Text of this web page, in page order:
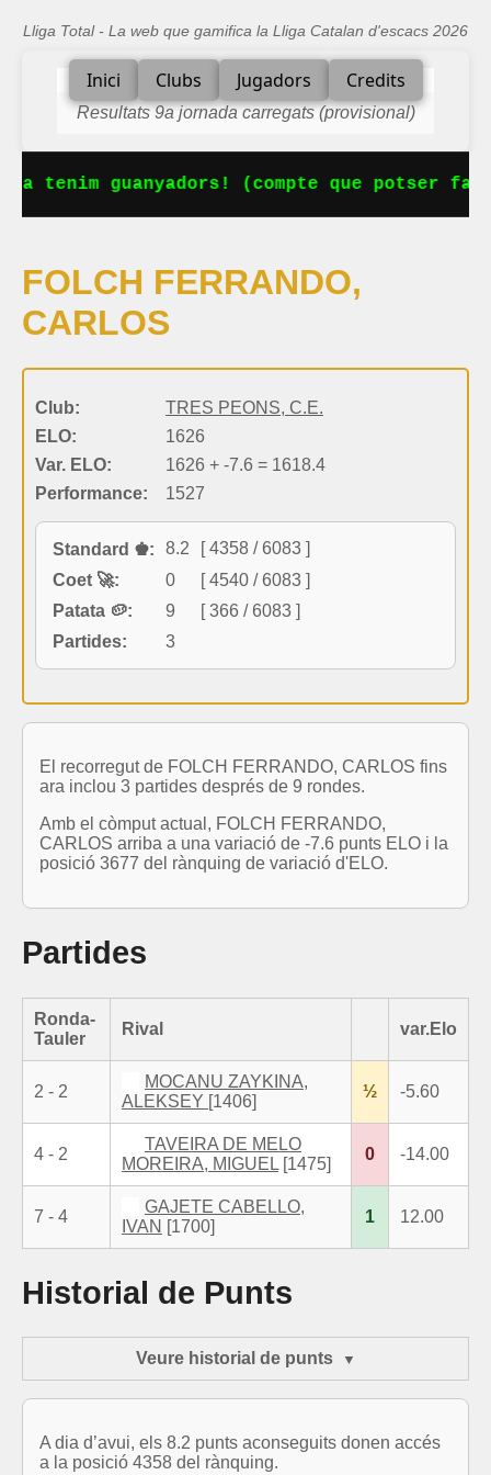
Lliga Total - La web que gamifica la Lliga Catalan d'escacs 2026
Inici Clubs Jugadors Credits
Resultats 9a jornada carregats (provisional)
tenim guanyadors! (compte que potser
FOLCH FERRANDO,
CARLOS
Club:
TRES PEONS, C.E.
ELO:
1626
Var. ELO:
1626 + -7.6 = 1618.4
Performance:
1527
Standard ♚: 8.2
[ 4358 / 6083 ]
Coet 🚀:
0
[ 4540 / 6083 ]
Patata 🥔:
9
[ 366 / 6083 ]
Partides:
3
El recorregut de FOLCH FERRANDO, CARLOS fins
ara inclou 3 partides després de 9 rondes.
Amb el còmput actual, FOLCH FERRANDO,
CARLOS arriba a una variació de -7.6 punts ELO i la
posició 3677 del rànquing de variació d'ELO.
Partides
Ronda-
Tauler
Rival var.Elo
2 - 2
MOCANU ZAYKINA,
ALEKSEY [1406]
½ -5.60
4 - 2
TAVEIRA DE MELO
MOREIRA, MIGUEL [1475]
0 -14.00
7 - 4
GAJETE CABELLO,
IVAN [1700]
1 12.00
Historial de Punts
Veure historial de punts
A dia d’avui, els 8.2 punts aconseguits donen accés
a la posició 4358 del rànquing.